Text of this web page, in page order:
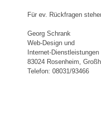
Für ev. Rückfragen
Georg Schrank
Web-Design und
Internet-Dienstleistungen
83024 Rosenheim,
Telefon: 08031/93466